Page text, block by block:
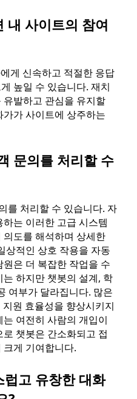
내 사이트의 참여
게 신속하고 적절한 응답
높일 수 있습니다. 재치
발하고 관심을 유지할
가 사이트에 상주하는
문의를 처리할 수
를 처리할 수 있습니다. 자
는 이러한 고급 시스템
도를 해석하며 상세한
상적인 상호 작용을 자동
은 더 복잡한 작업을 수
하지만 챗봇의 설계, 학
여부가 달라집니다. 많은
원 효율성을 향상시키지
여전히 사람의 개입이
챗봇은 간소화되고 접
게 기여합니다.
고 유창한 대화